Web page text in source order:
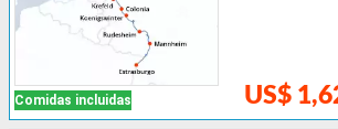
Comidas incluidas US$